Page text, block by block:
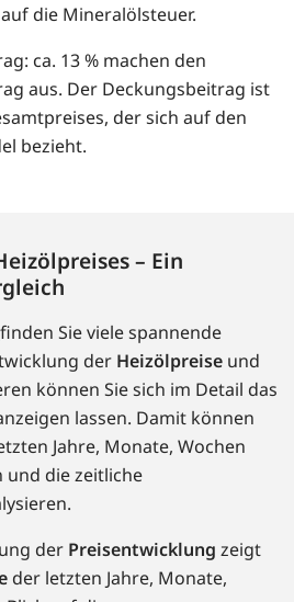
die Mineralölsteuer.
ca. 13 % machen den
aus. Der Deckungsbeitrag ist
der sich auf den
bezieht.
– Ein
finden Sie viele spannende
der Heizölpreise und
können Sie sich im Detail das
lassen. Damit können
Jahre, Monate, Wochen
und die zeitliche
der Preisentwicklung zeigt
der letzten Jahre, Monate,